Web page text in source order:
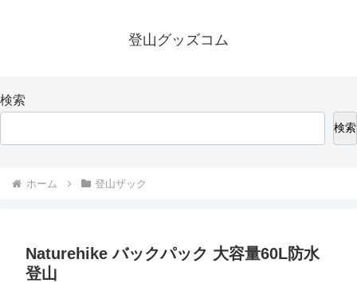
登山グッズコム
検索
検索
ホーム 登山ザック
Naturehike バックパック 大容量60L防水
登山